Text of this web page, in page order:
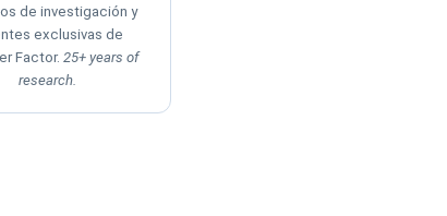
de investigación y
exclusivas de
Factor. 25+ years of
research.